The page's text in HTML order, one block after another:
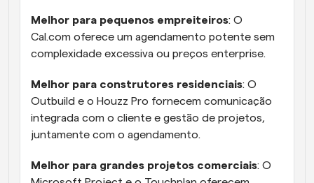
Melhor para pequenos empreiteiros: O
Cal.com oferece um agendamento potente sem
complexidade excessiva ou preços enterprise.
Melhor para construtores residenciais: O
Outbuild e o Houzz Pro fornecem comunicação
integrada com o cliente e gestão de projetos,
juntamente com o agendamento.
Melhor para grandes projetos comerciais: O